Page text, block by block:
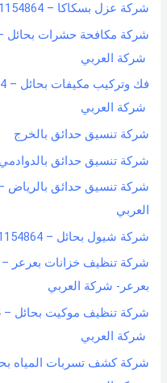
شركة عزل بسكاكا – 0551154864 اتصل بنا – شركة العربي
شركة العربي
شركة العربي
شركة تنسيق حدائق بالخرج
شركة تنسيق حدائق بالدوادمي
شركة تنسيق حدائق بالرياض
العربي
شركة شيول بحائل – 0551154864 اتصل بنا – شركة العربي
بعرعر- شركة العربي
شركة العربي